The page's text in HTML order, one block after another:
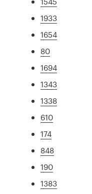
1933
1654
80
1694
1343
1338
610
174
848
190
1383